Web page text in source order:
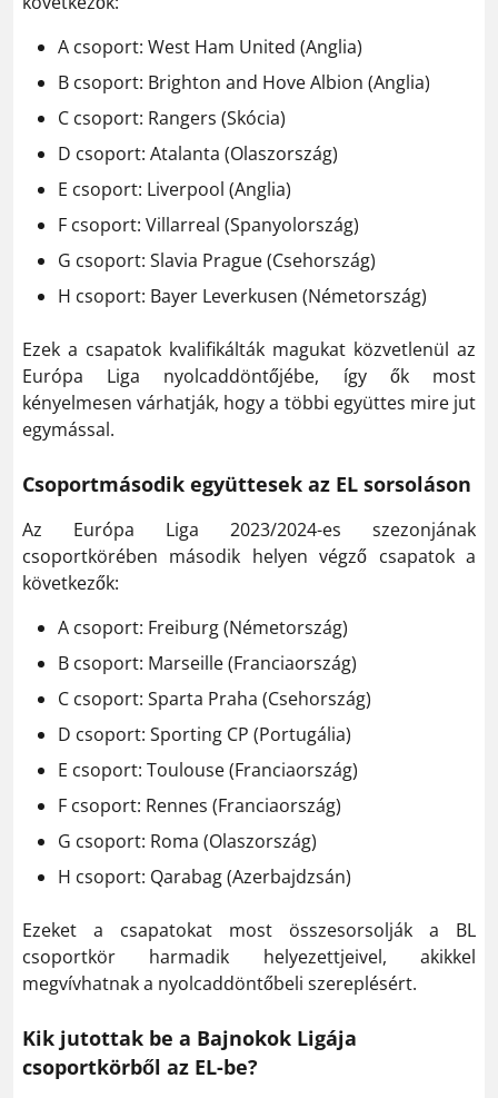
A csoport: West Ham United (Anglia)
B csoport: Brighton and Hove Albion (Anglia)
C csoport: Rangers (Skócia)
D csoport: Atalanta (Olaszország)
E csoport: Liverpool (Anglia)
F csoport: Villarreal (Spanyolország)
G csoport: Slavia Prague (Csehország)
H csoport: Bayer Leverkusen (Németország)
Ezek a csapatok kvalifikálták magukat közvetlenül az
Európa Liga nyolcaddöntőjébe, így ők most
kényelmesen várhatják, hogy a többi együttes mire jut
egymással.
Csoportmásodik együttesek az EL sorsoláson
Az Európa Liga 2023/2024-es szezonjának
csoportkörében második helyen végző csapatok a
következők:
A csoport: Freiburg (Németország)
B csoport: Marseille (Franciaország)
C csoport: Sparta Praha (Csehország)
D csoport: Sporting CP (Portugália)
E csoport: Toulouse (Franciaország)
F csoport: Rennes (Franciaország)
G csoport: Roma (Olaszország)
H csoport: Qarabag (Azerbajdzsán)
Ezeket a csapatokat most összesorsolják a BL
csoportkör harmadik helyezettjeivel, akikkel
megvívhatnak a nyolcaddöntőbeli szereplésért.
Kik jutottak be a Bajnokok Ligája
csoportkörből az EL-be?